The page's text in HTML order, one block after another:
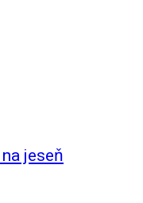
jeseň